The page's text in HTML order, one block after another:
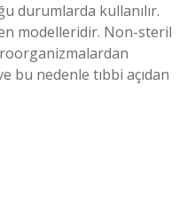
durumlarda kullanılır.
modelleridir. Non-steril
bu nedenle tıbbi açıdan